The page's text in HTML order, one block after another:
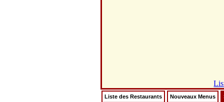
Liste des Restaurants Nouveaux Menus